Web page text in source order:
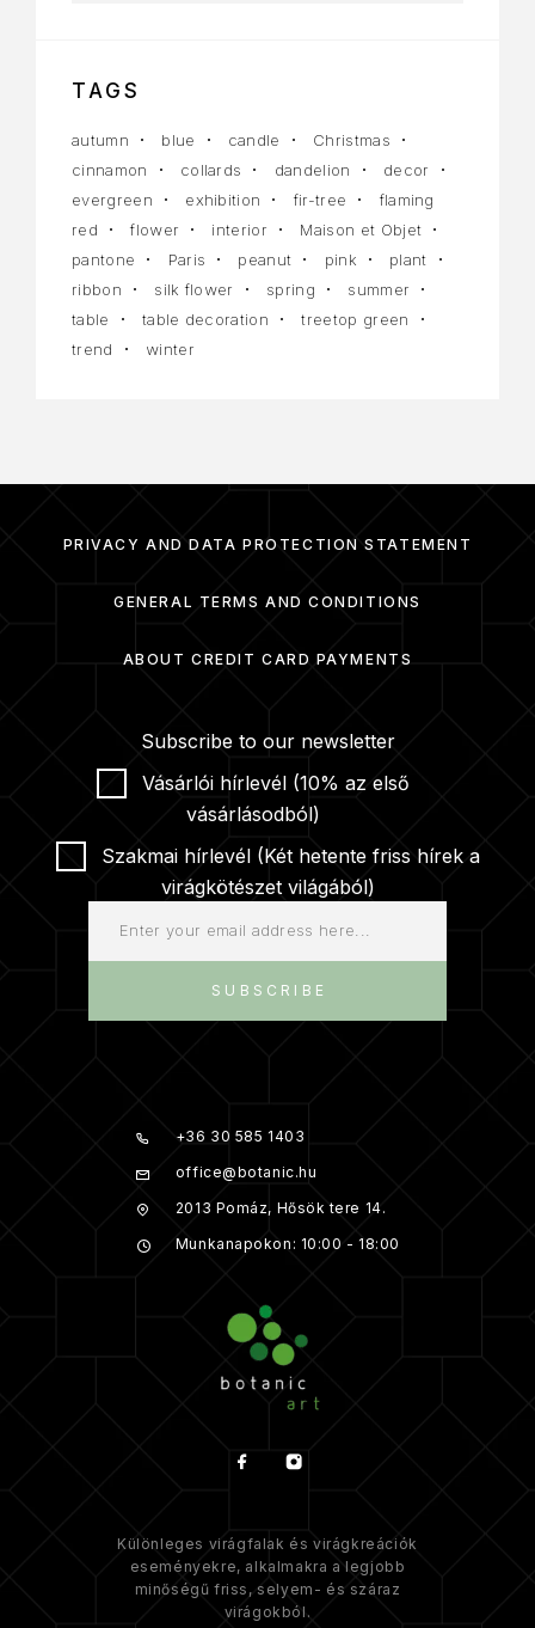
TAGS
autumn blue candle
Christmas
cinnamon
collards dandelion
decor
evergreen
exhibition fir-tree
flaming
red
flower interior
Maison et Objet
pantone
Paris peanut pink
plant
ribbon
silk flower spring
summer
table
table decoration
treetop green
trend
winter
PRIVACY AND DATA PROTECTION STATEMENT
GENERAL TERMS AND CONDITIONS
ABOUT CREDIT CARD PAYMENTS
Subscribe to our newsletter
Vásárlói hírlevél (10% az első
vásárlásodból)
Szakmai hírlevél (Két hetente friss hírek a
virágkötészet világából)
SUBSCRIBE
+36 30 585 1403
office@botanic.hu
2013 Pomáz, Hősök tere 14.
Munkanapokon: 10:00 - 18:00
Különleges virágfalak és virágkreációk
eseményekre, alkalmakra a legjobb
minőségű friss, selyem- és száraz
virágokból.